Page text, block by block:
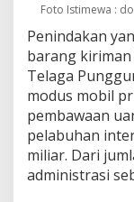
Foto Istimewa :
Penindakan
barang
Telaga
modus mobil
pembawaan
pelabuhan
miliar. Dari
administrasi